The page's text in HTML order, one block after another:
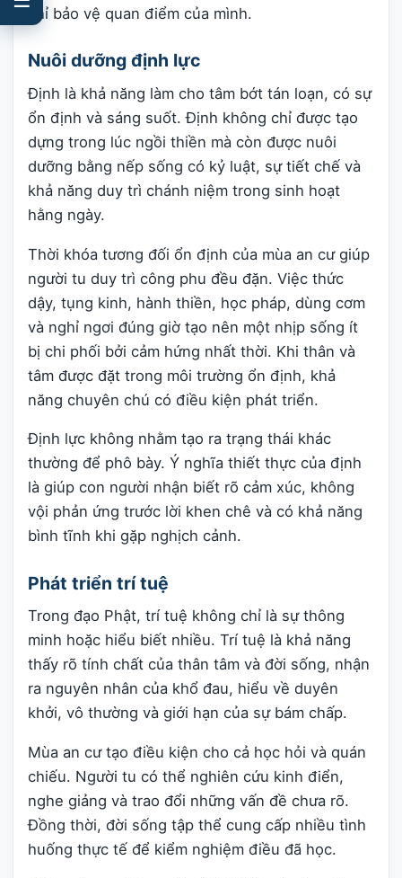
chỉ bảo vệ quan điểm của mình.
Nuôi dưỡng định lực
Định là khả năng làm cho tâm bớt tán loạn, có sự
ổn định và sáng suốt. Định không chỉ được tạo
dựng trong lúc ngồi thiền mà còn được nuôi
dưỡng bằng nếp sống có kỷ luật, sự tiết chế và
khả năng duy trì chánh niệm trong sinh hoạt
hằng ngày.
Thời khóa tương đối ổn định của mùa an cư giúp
người tu duy trì công phu đều đặn. Việc thức
dậy, tụng kinh, hành thiền, học pháp, dùng cơm
và nghỉ ngơi đúng giờ tạo nên một nhịp sống ít
bị chi phối bởi cảm hứng nhất thời. Khi thân và
tâm được đặt trong môi trường ổn định, khả
năng chuyên chú có điều kiện phát triển.
Định lực không nhằm tạo ra trạng thái khác
thường để phô bày. Ý nghĩa thiết thực của định
là giúp con người nhận biết rõ cảm xúc, không
vội phản ứng trước lời khen chê và có khả năng
bình tĩnh khi gặp nghịch cảnh.
Phát triển trí tuệ
Trong đạo Phật, trí tuệ không chỉ là sự thông
minh hoặc hiểu biết nhiều. Trí tuệ là khả năng
thấy rõ tính chất của thân tâm và đời sống, nhận
ra nguyên nhân của khổ đau, hiểu về duyên
khởi, vô thường và giới hạn của sự bám chấp.
Mùa an cư tạo điều kiện cho cả học hỏi và quán
chiếu. Người tu có thể nghiên cứu kinh điển,
nghe giảng và trao đổi những vấn đề chưa rõ.
Đồng thời, đời sống tập thể cung cấp nhiều tình
huống thực tế để kiểm nghiệm điều đã học.